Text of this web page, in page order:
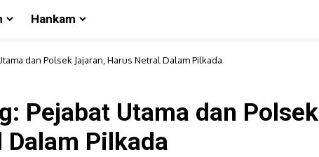
Hankam
dan Polsek Jajaran, Harus Netral Dalam Pilkada
Pejabat Utama dan Polsek
Dalam Pilkada